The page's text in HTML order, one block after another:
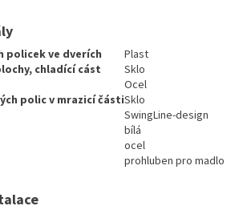
policek ve dverích
Plast
chladící cást
Sklo
Ocel
polic v mrazicí částiSklo
SwingLine-design
bílá
ocel
prohluben pro madlo